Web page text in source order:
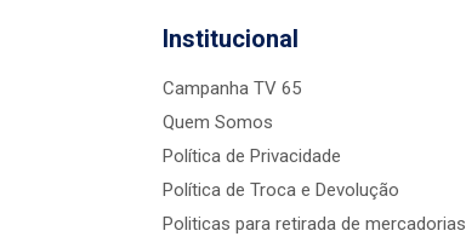
Institucional
Campanha TV 65
Quem Somos
Política de Privacidade
Política de Troca e Devolução
Politicas para retirada de mercadorias